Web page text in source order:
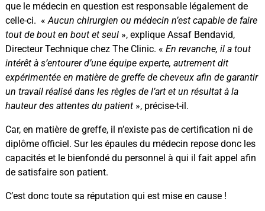
que le médecin en question est responsable légalement de
celle-ci. «Aucun chirurgien ou médecin n’est capable de faire
tout de bout en bout et seul », explique Assaf Bendavid,
Directeur Technique chez The Clinic. « En revanche, il a tout
intérêt à s’entourer d’une équipe experte, autrement dit
expérimentée en matière de greffe de cheveux afin de garantir
un travail réalisé dans les règles de l’art et un résultat à la
hauteur des attentes du patient», précise-t-il.
Car, en matière de greffe, il n’existe pas de certification ni de
diplôme officiel. Sur les épaules du médecin repose donc les
capacités et le bienfondé du personnel à qui il fait appel afin
de satisfaire son patient.
C’est donc toute sa réputation qui est mise en cause !